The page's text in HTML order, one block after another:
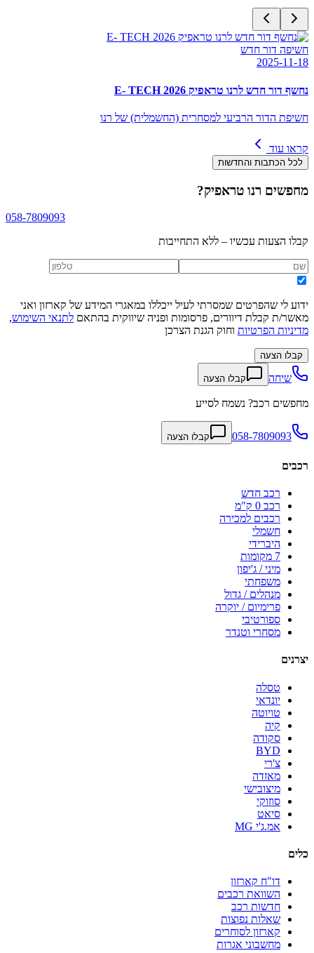
חשיפה דור חדש
2025-11-18
נחשף דור חדש לרנו טראפיק E- TECH 2026
חשיפת הדור הרביעי למסחרית (החשמלית) של רנו
קראו עוד
לכל הכתבות והחדשות
מחפשים רנו טראפיק?
058-7809093
קבלו הצעות עכשיו – ללא התחייבות
ידוע לי שהפרטים שמסרתי לעיל ייכללו במאגרי המידע של קארזון ואני
מאשר/ת קבלת דיוורים, פרסומות ופניה שיווקית בהתאם לתנאי השימוש,
מדיניות הפרטיות וחוק הגנת הצרכן
קבלו הצעה
שיחה קבלו הצעה
מחפשים רכב? נשמח לסייע
058-7809093 קבלו הצעה
רכבים
רכב חדש
רכב 0 ק"מ
רכבים למכירה
חשמלי
היברידי
7 מקומות
מיני / ג'יפון
משפחתי
מנהלים / גדול
פרימיום / יוקרה
ספורטיבי
מסחרי וטנדר
יצרנים
טסלה
יונדאי
טויוטה
קיה
סקודה
BYD
צ'רי
מאזדה
מיצובישי
סוזוקי
סיאט
אמ.ג'י MG
כלים
דו"ח קארזון
השוואת רכבים
חדשות רכב
שאלות נפוצות
קארזון לסוחרים
מחשבוני אגרות